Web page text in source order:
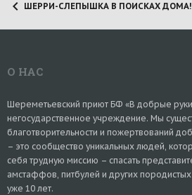
ШЕРРИ-СЛЕПЫШКА В ПОИСКАХ ДОМА!
О НАС
Шереметьевский приют БФ «В добрые
негосударственное учреждение. Мы
благотворительности и пожертвований
– это сообщество уникальных людей,
себя трудную миссию – спасать
амстаффов, питбулей и других
уже 10 лет.